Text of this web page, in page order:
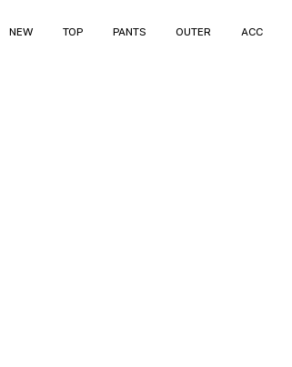
NEW TOP PANTS OUTER ACC